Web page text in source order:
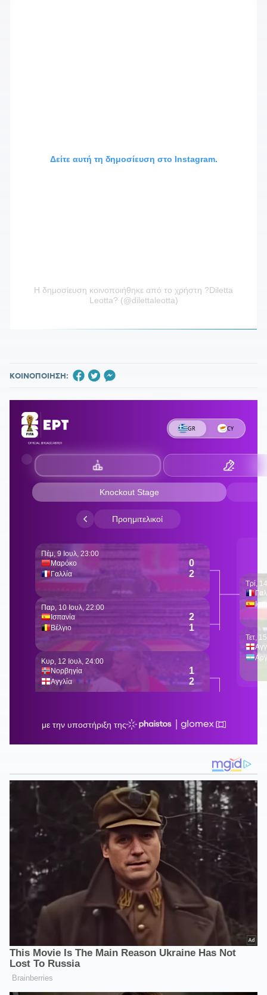
Δείτε αυτή τη δημοσίευση στο Instagram.
Η δημοσίευση κοινοποιήθηκε από το χρήστη ?Diletta
Leotta? (@dilettaleotta)
ΚΟΙΝΟΠΟΙΗΣΗ: